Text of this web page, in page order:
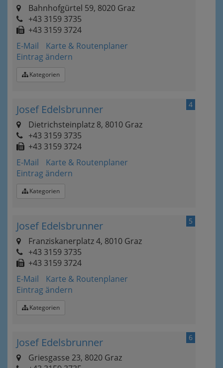
Bahnhofgürtel 59, 8020 Graz
+43 3159 3735
+43 3159 3724
E-Mail
Karte & Routenplaner
Eintrag ändern
Kategorien
4
Josef Edelsbrunner
Dietrichsteinplatz 8, 8010 Graz
+43 3159 3735
+43 3159 3724
E-Mail
Karte & Routenplaner
Eintrag ändern
Kategorien
5
Josef Edelsbrunner
Franziskanerplatz 4, 8010 Graz
+43 3159 3735
+43 3159 3724
E-Mail
Karte & Routenplaner
Eintrag ändern
Kategorien
6
Josef Edelsbrunner
Griesgasse 23, 8020 Graz